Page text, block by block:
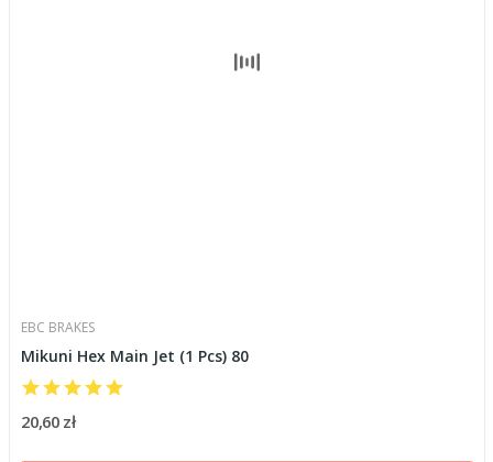
EBC BRAKES
Mikuni Hex Main Jet (1 Pcs) 80
20,60 zł